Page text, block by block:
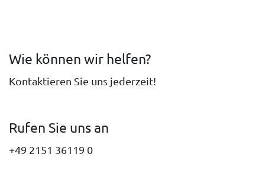
Wie können wir helfen?
Kontaktieren Sie uns jederzeit!
Rufen Sie uns an
+49 2151 36119 0